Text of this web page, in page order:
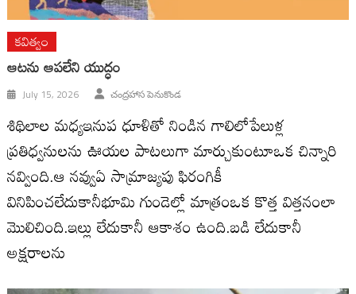
కవిత్వం
ఆటను ఆపలేని యుద్ధం
July 15, 2026 చంద్రహాస పెనుకొండ
శిథిలాల మధ్యఇనుప ధూళితో నిండిన గాలిలోపేలుళ్ల
ప్రతిధ్వనులను ఊయల పాటలుగా మార్చుకుంటూఒక చిన్నారి
నవ్వింది.ఆ నవ్వుఏ సామ్రాజ్యపు ఫిరంగికీ
వినిపించలేదుకానీభూమి గుండెల్లో మాత్రంఒక కొత్త విత్తనంలా
మొలిచింది.ఇల్లు లేదుకానీ ఆకాశం ఉంది.బడి లేదుకానీ
అక్షరాలను